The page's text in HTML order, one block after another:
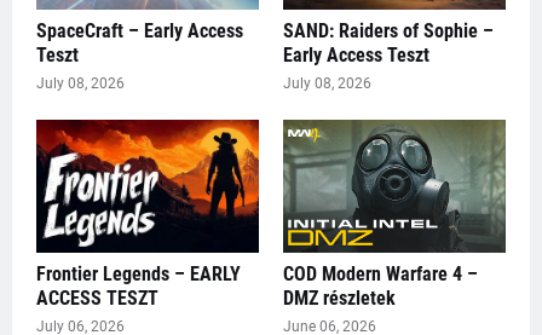
SpaceCraft – Early Access
Teszt
July 08, 2026
SAND: Raiders of Sophie –
Early Access Teszt
July 08, 2026
Frontier Legends – EARLY
ACCESS TESZT
July 06, 2026
COD Modern Warfare 4 –
DMZ részletek
June 06, 2026